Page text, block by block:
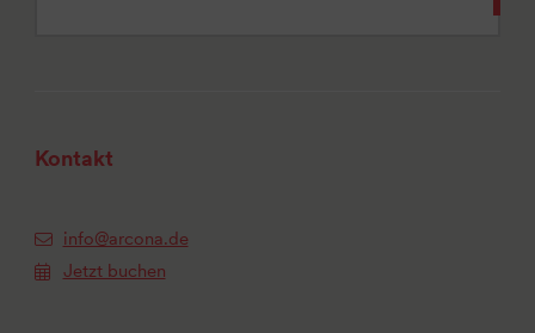
Kontakt
info@arcona.de
Jetzt buchen